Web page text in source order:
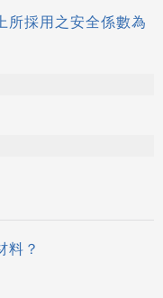
所採用之安全係數為
料？